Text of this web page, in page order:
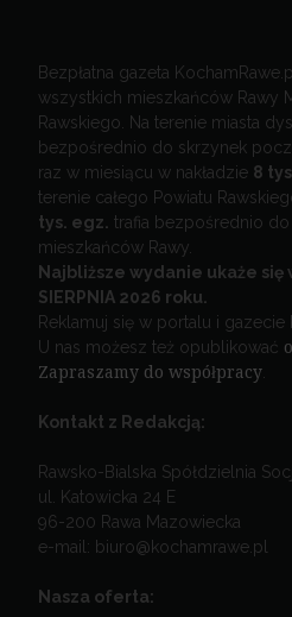
Bezpłatna gazeta
wszystkich mieszkańców Rawy
Rawskiego. Na terenie miasta
bezpośrednio do skrzynek
raz w miesiącu w nakładzie 8
terenie całego Powiatu
tys. egz. trafia bezpośrednio
mieszkańców Rawy.
Najbliższe wydanie ukaże
SIERPNIA 2026 roku.
Reklamuj się w portalu i gazecie
U nas możesz też opublikować
Zapraszamy do współpracy.
Kontakt z Redakcją:
Rawsko-Bialska Spółdzielnia
ul. Katowicka 24 E
96-200 Rawa Mazowiecka
e-mail: biuro@kochamrawe.pl
Nasza oferta: